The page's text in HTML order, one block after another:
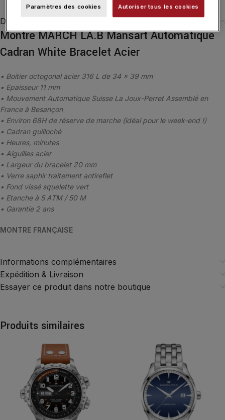
Description
Montre MARCH LA.B Mansart Automatique
Cadran White Bracelet Acier
• Boitier octogonal acier 316 L de 34 x 39 mm
• Epaisseur 11 mm
• Mouvement Automatique Suisse La Joux-Perret Assemblé en
France à Besançon
• Environ 68H de réserve de marche (idéal pour le week-end !)
• Cadran guilloché
• Heures, minutes
• Aiguilles acier
• Largeur du bracelet 20 mm
• Verre saphir traitement antireflet
• Fond vissé squelette vert
• Etanche à 5 ATM / 50 M
• Garantie 2 ans
MONTRE FRANÇAISE
Informations complémentaires
Expédition & Livraison
Essayer ce produit dans notre boutique
Produits similaires
Paramètres des cookies Autoriser tous les cookies